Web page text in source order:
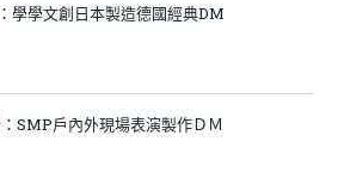
學學文創日本製造德國經典DM
SMP戶內外現場表演製作ＤＭ